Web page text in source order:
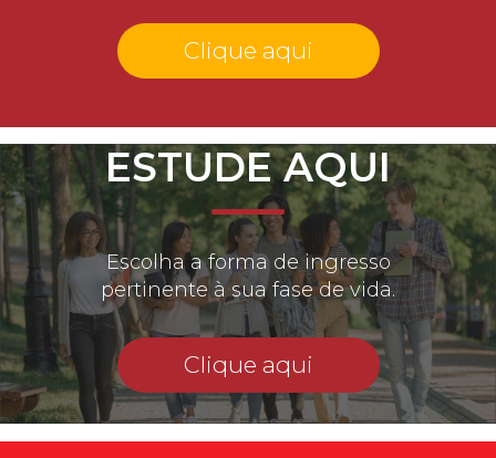
Clique aqui
ESTUDE AQUI
Escolha a forma de ingresso
pertinente à sua fase de vida.
Clique aqui